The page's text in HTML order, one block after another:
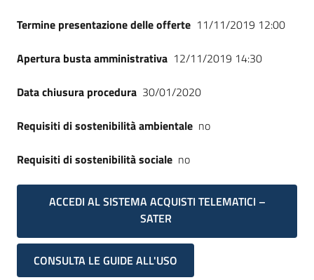
Termine presentazione delle offerte 11/11/2019 12:00
Apertura busta amministrativa 12/11/2019 14:30
Data chiusura procedura 30/01/2020
Requisiti di sostenibilità ambientale no
Requisiti di sostenibilità sociale no
ACCEDI AL SISTEMA ACQUISTI TELEMATICI –
SATER
CONSULTA LE GUIDE ALL'USO